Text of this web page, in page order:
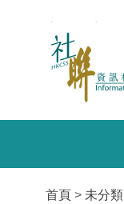
首頁 > 未分類